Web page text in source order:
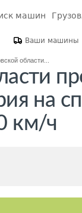
машин
Ваши машины
области...
на
км/ч